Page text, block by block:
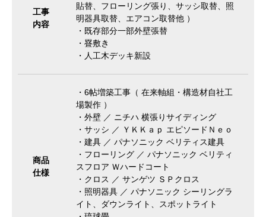
工事
内容
貼替、フローリング張り、サッシ取替、照
明器具取替、エアコン取替他 ）
・既存部分一部外壁張替
・疂敷き
・人工木デッキ新設
商品
仕様
・6帖増築工事（ 在来軸組・構造材自社工
場製作 ）
・外壁 ／ ニチハ 横張りサイディング
・サッシ ／ ＹＫＫａｐ エピソードＮｅｏ
・建具 ／ パナソニック ベリティス建具
・フローリング ／ パナソニック ベリティ
スフロア Ｗハードコート
・クロス ／ サンゲツ ＳＰクロス
・照明器具 ／ パナソニック シーリングラ
イト、ダウンライト、スポットライト